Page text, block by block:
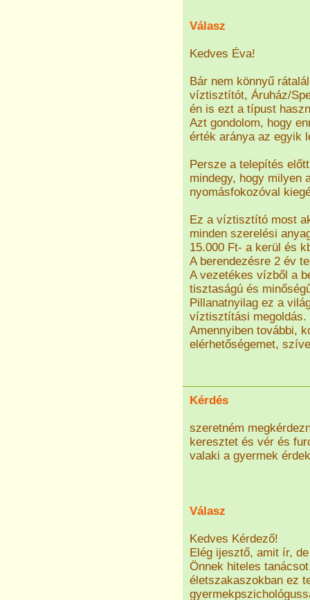
Válasz
Kedves Éva!
Bár nem könnyű
víztisztítót, Áruház/
én is ezt a típust
Azt gondolom, hogy
érték aránya az egyik
Persze a telepítés
mindegy, hogy milyen
nyomásfokozóval
Ez a víztisztító most
minden szerelési
15.000 Ft- a kerül és
A berendezésre 2 év
A vezetékes vízből a
tisztaságú és
Pillanatnyilag ez a
víztisztítási megoldás.
Amennyiben további,
elérhetőségemet,
Kérdés
szeretném
keresztet és vér és
valaki a gyermek
Válasz
Kedves Kérdező!
Elég ijesztő, amit ír,
Önnek hiteles
életszakaszokban ez